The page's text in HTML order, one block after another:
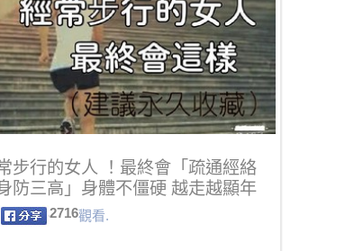
步行的女人 ！最終會「疏通經絡
防三高」身體不僵硬 越走越顯年
2716觀看.